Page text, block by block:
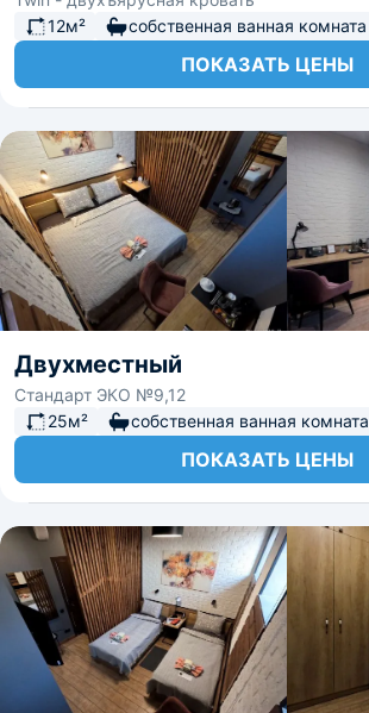
12м²
собственная ванная комната
ПОКАЗАТЬ ЦЕНЫ
Двухместный
Стандарт ЭКО №9,12
25м²
собственная ванная комната
ПОКАЗАТЬ ЦЕНЫ